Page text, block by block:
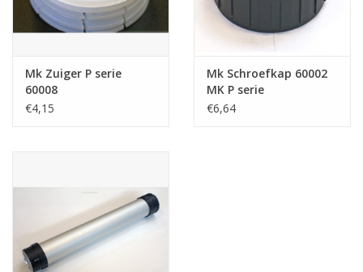
Mk Zuiger P serie
60008
€4,15
Mk Schroefkap 60002
MK P serie
€6,64